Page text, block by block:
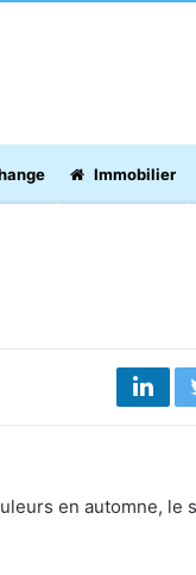
Immobilier
en automne, le